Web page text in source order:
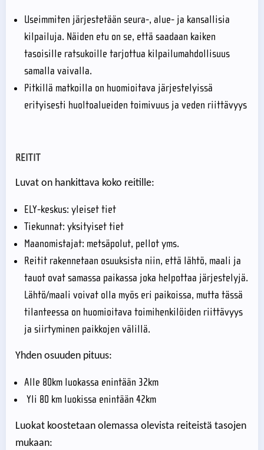
Useimmiten järjestetään seura-, alue- ja kansallisia
kilpailuja. Näiden etu on se, että saadaan kaiken
tasoisille ratsukoille tarjottua kilpailumahdollisuus
samalla vaivalla.
Pitkillä matkoilla on huomioitava järjestelyissä
erityisesti huoltoalueiden toimivuus ja veden riittävyys
REITIT
Luvat on hankittava koko reitille:
ELY-keskus: yleiset tiet
Tiekunnat: yksityiset tiet
Maanomistajat: metsäpolut, pellot yms.
Reitit rakennetaan osuuksista niin, että lähtö, maali ja
tauot ovat samassa paikassa joka helpottaa järjestelyjä.
Lähtö/maali voivat olla myös eri paikoissa, mutta tässä
tilanteessa on huomioitava toimihenkilöiden riittävyys
ja siirtyminen paikkojen välillä.
Yhden osuuden pituus:
Alle 80km luokassa enintään 32km
Yli 80 km luokissa enintään 42km
Luokat koostetaan olemassa olevista reiteistä tasojen
mukaan: